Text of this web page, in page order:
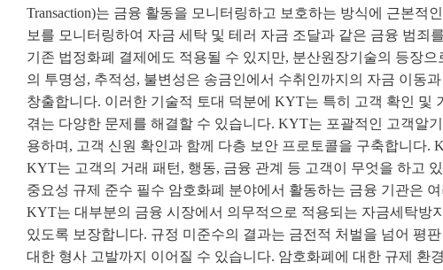
Transaction)는 금융 활동을 모니터링하고 보호하는 방식에 근본
보를 모니터링하여 자금 세탁 및 테러 자금 조달과 같은 금융 범죄
기존 법정화폐 결제에도 적용될 수 있지만, 분산원장기술의 등장
의 투명성, 추적성, 불변성은 송금인에서 수취인까지의 자금 이동
창출합니다. 이러한 기술적 토대 덕분에 KYT는 특히 고객 확인 및
겪는 다양한 문제를 해결할 수 있습니다. KYT는 포괄적인 고객알
용하며, 고객 신원 확인과 함께 다층 보안 프로토콜을 구축합니다.
KYT는 고객의 거래 패턴, 행동, 금융 관계 등 고객이 무엇을 하고
중요성 규제 준수 필수 암호화폐 분야에서 활동하는 금융 기관은
KYT는 대부분의 금융 시장에서 의무적으로 적용되는 자금세탁방
있도록 보장합니다. 규정 미준수의 결과는 금전적 처벌을 넘어 평
대한 형사 고발까지 이어질 수 있습니다. 암호화폐에 대한 규제 환